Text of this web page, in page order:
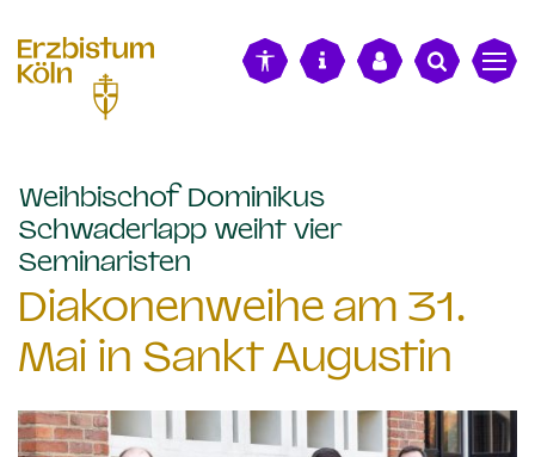
Weihbischof Dominikus
Schwaderlapp weiht vier
Seminaristen
Diakonenweihe am 31.
Mai in Sankt Augustin